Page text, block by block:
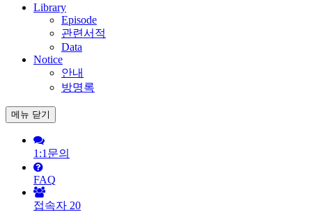
Library
Episode
관련서적
Data
Notice
안내
방명록
메뉴 닫기
1:1문의
FAQ
접속자 20